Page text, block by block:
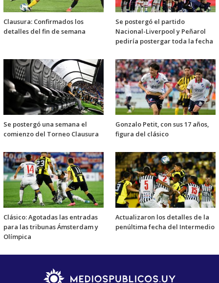
Clausura: Confirmados los
detalles del fin de semana
Se postergó el partido
Nacional-Liverpool y Peñarol
pediría postergar toda la fecha
Se postergó una semana el
comienzo del Torneo Clausura
Gonzalo Petit, con sus 17 años,
figura del clásico
Clásico: Agotadas las entradas
para las tribunas Ámsterdam y
Olímpica
Actualizaron los detalles de la
penúltima fecha del Intermedio